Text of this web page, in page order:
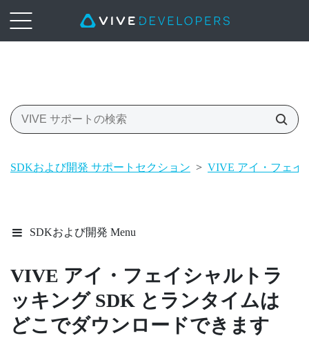
SDKおよび開発 サポートセクション > VIVE アイ・フェイ
SDKおよび開発 Menu
VIVE アイ・フェイシャルトラ
ッキングSDK とランタイムは
どこでダウンロードできます